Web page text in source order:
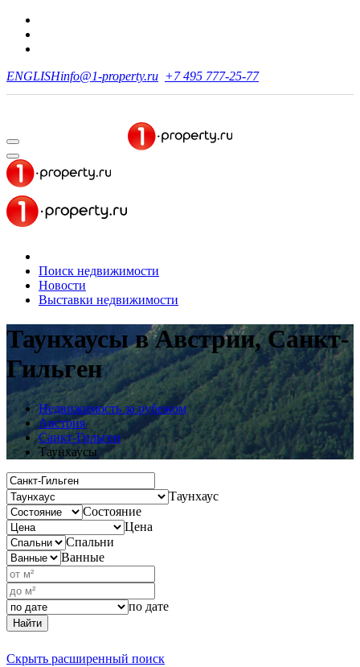
ENGLISHinfo@1-property.ru +7 495 777-25-77
Поиск недвижимости
Новости
Выставки недвижимости
Таунхаусы в Австрии, Санкт-
Гильген
Недвижимость за рубежом
Австрия
Санкт-Гильген
Таунхаусы
Таунхаус
Состояние
Цена
Спальни
Ванные
по дате
Найти
Скрыть расширенный поиск